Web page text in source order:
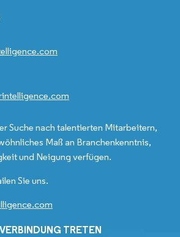
Suche nach talentierten Mitarbeitern,
Maß an Branchenkenntnis,
und Neigung verfügen.
Sie uns.
TRETEN